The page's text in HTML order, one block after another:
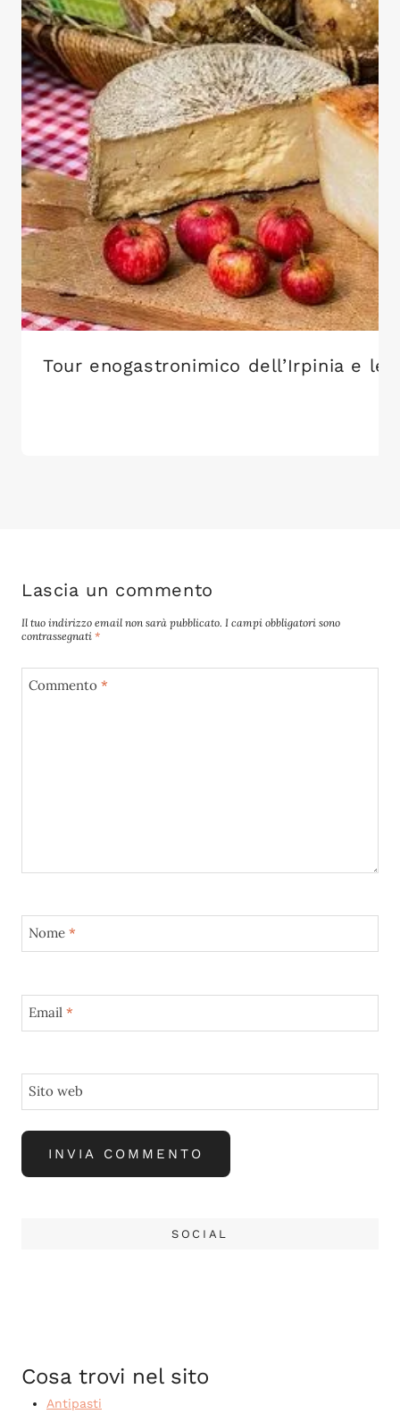
Tour enogastronimico dell’Irpinia e le
Lascia un commento
Il tuo indirizzo email non sarà pubblicato. I campi obbligatori sono
contrassegnati *
Commento *
Nome *
Email *
Sito web
SOCIAL
Cosa trovi nel sito
Antipasti